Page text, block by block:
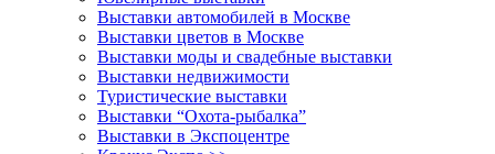
Выставки автомобилей в Москве
Выставки цветов в Москве
Выставки моды и свадебные выставки
Выставки недвижимости
Туристические выставки
Выставки “Охота-рыбалка”
Выставки в Экспоцентре